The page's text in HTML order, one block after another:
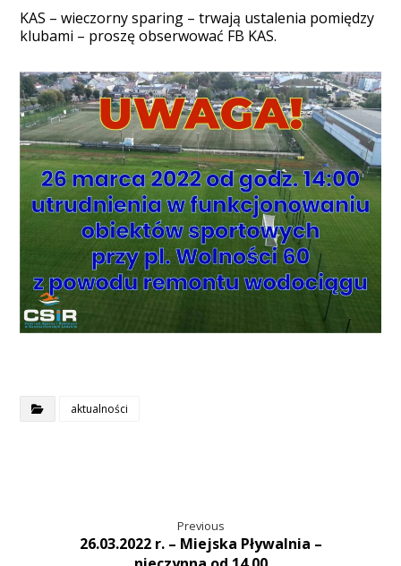
KAS – wieczorny sparing – trwają ustalenia pomiędzy
klubami – proszę obserwować FB KAS.
aktualności
Previous
26.03.2022 r. – Miejska Pływalnia –